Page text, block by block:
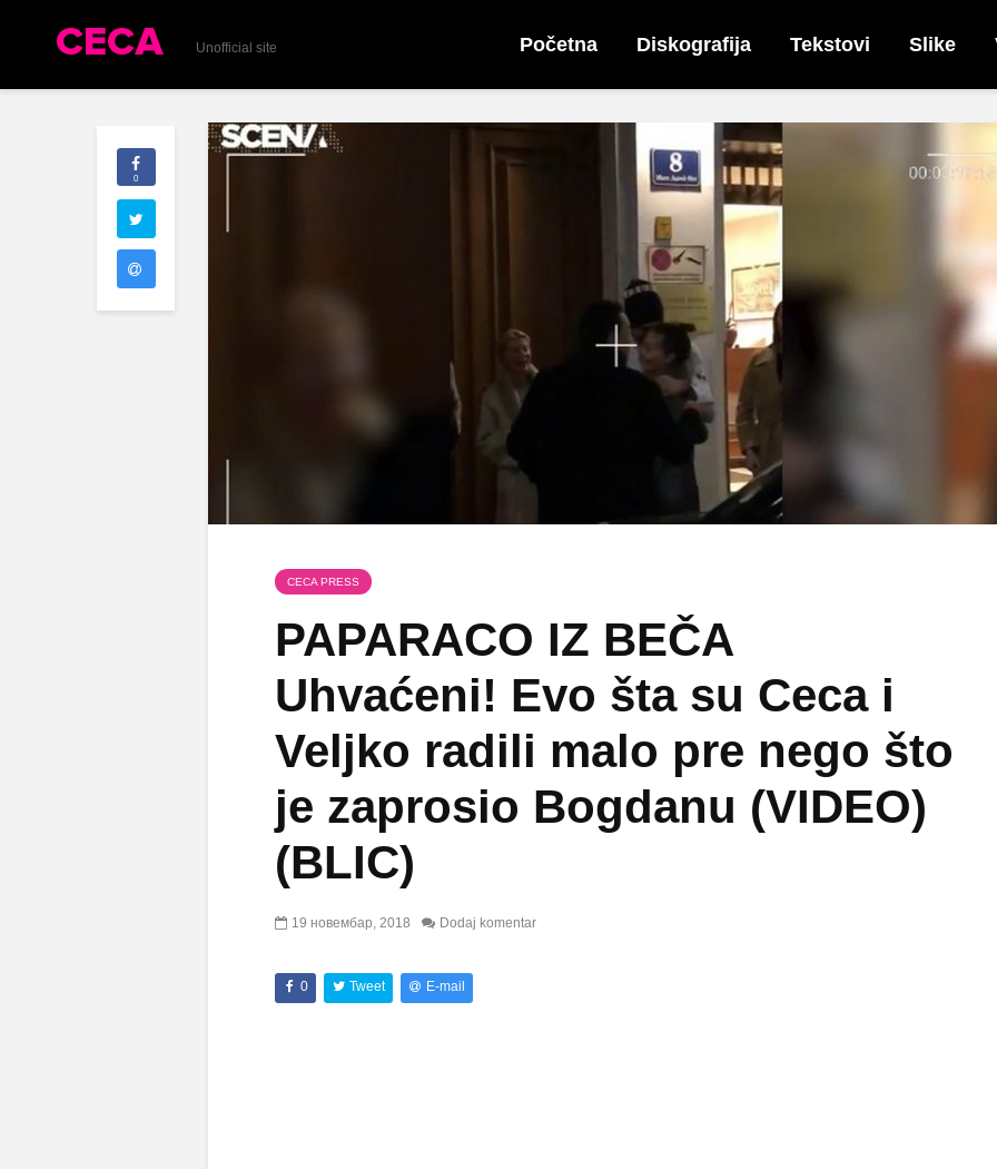
Unofficial site Početna Diskografija Tekstovi Slike
0
CECA PRESS
PAPARACO IZ BEČA
Uhvaćeni! Evo šta su Ceca i
Veljko radili malo pre nego što
je zaprosio Bogdanu (VIDEO)
(BLIC)
19 новембар, 2018 Dodaj komentar
0 Tweet E-mail